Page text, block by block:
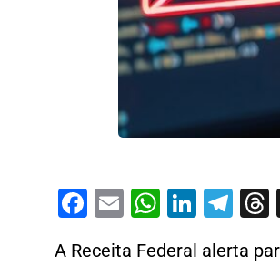
Facebook
Email
A Receita Federal alerta